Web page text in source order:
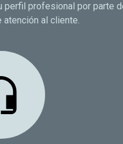
perfil profesional por parte
al cliente.